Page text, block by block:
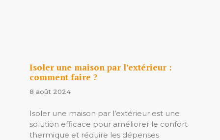
Isoler une maison par l’extérieur :
comment faire ?
8 août 2024
Isoler une maison par l’extérieur est une
solution efficace pour améliorer le confort
thermique et réduire les dépenses